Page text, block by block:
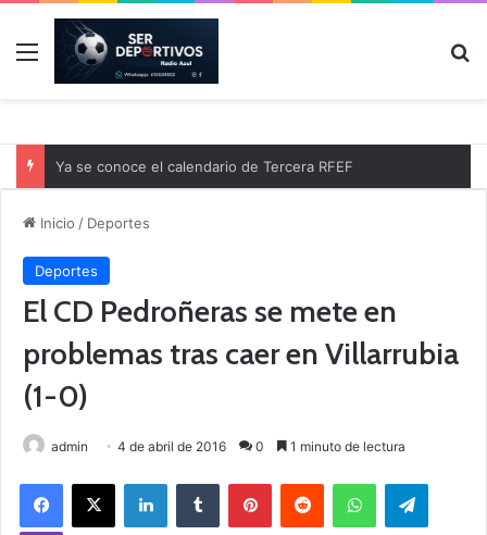
Menú
Ya se conoce el calendario de Tercera RFEF
Inicio / Deportes
Deportes
El CD Pedroñeras se mete en
problemas tras caer en Villarrubia
(1-0)
admin 4 de abril de 2016 0 1 minuto de lectura